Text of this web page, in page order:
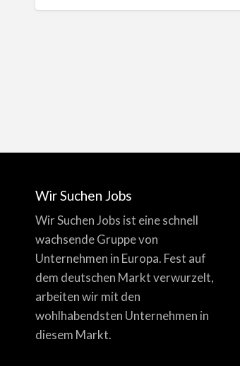
Wir Suchen Jobs
Wir Suchen Jobs ist eine schnell
wachsende Gruppe von
Unternehmen in Europa. Fest auf
dem deutschen Markt verwurzelt,
arbeiten wir mit den
wohlhabendsten Unternehmen in
diesem Markt.